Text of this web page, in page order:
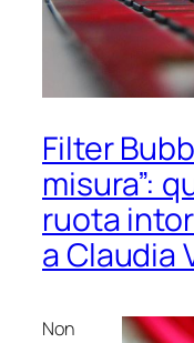
Filter
misura”:
ruota
a Claudia
Non